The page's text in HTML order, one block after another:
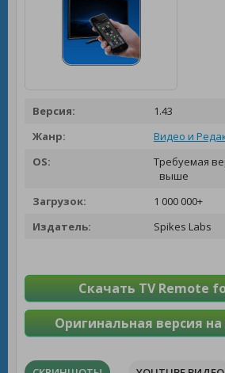
Версия:
1.43
Жанр:
Видео и
OS:
Требуемая
выше
Загрузок:
1 000 000+
Издатель:
Spikes Labs
Скачать TV Remote
Оригинальная версия на